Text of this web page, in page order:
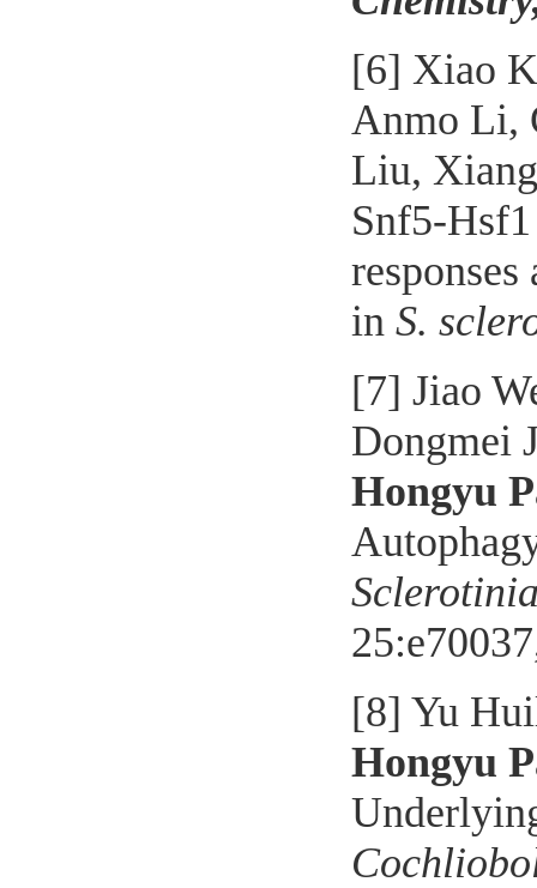
[6] Xiao
Anmo Li,
Liu,
Snf5-
in S.
[7] Jiao
Dongmei
Hongyu
25:e70037
[8] Yu
Hongyu